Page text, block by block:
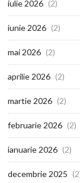
iulie 2026 (2)
iunie 2026 (2)
mai 2026 (2)
aprilie 2026 (2)
martie 2026 (2)
februarie 2026 (2)
ianuarie 2026 (2)
decembrie 2025